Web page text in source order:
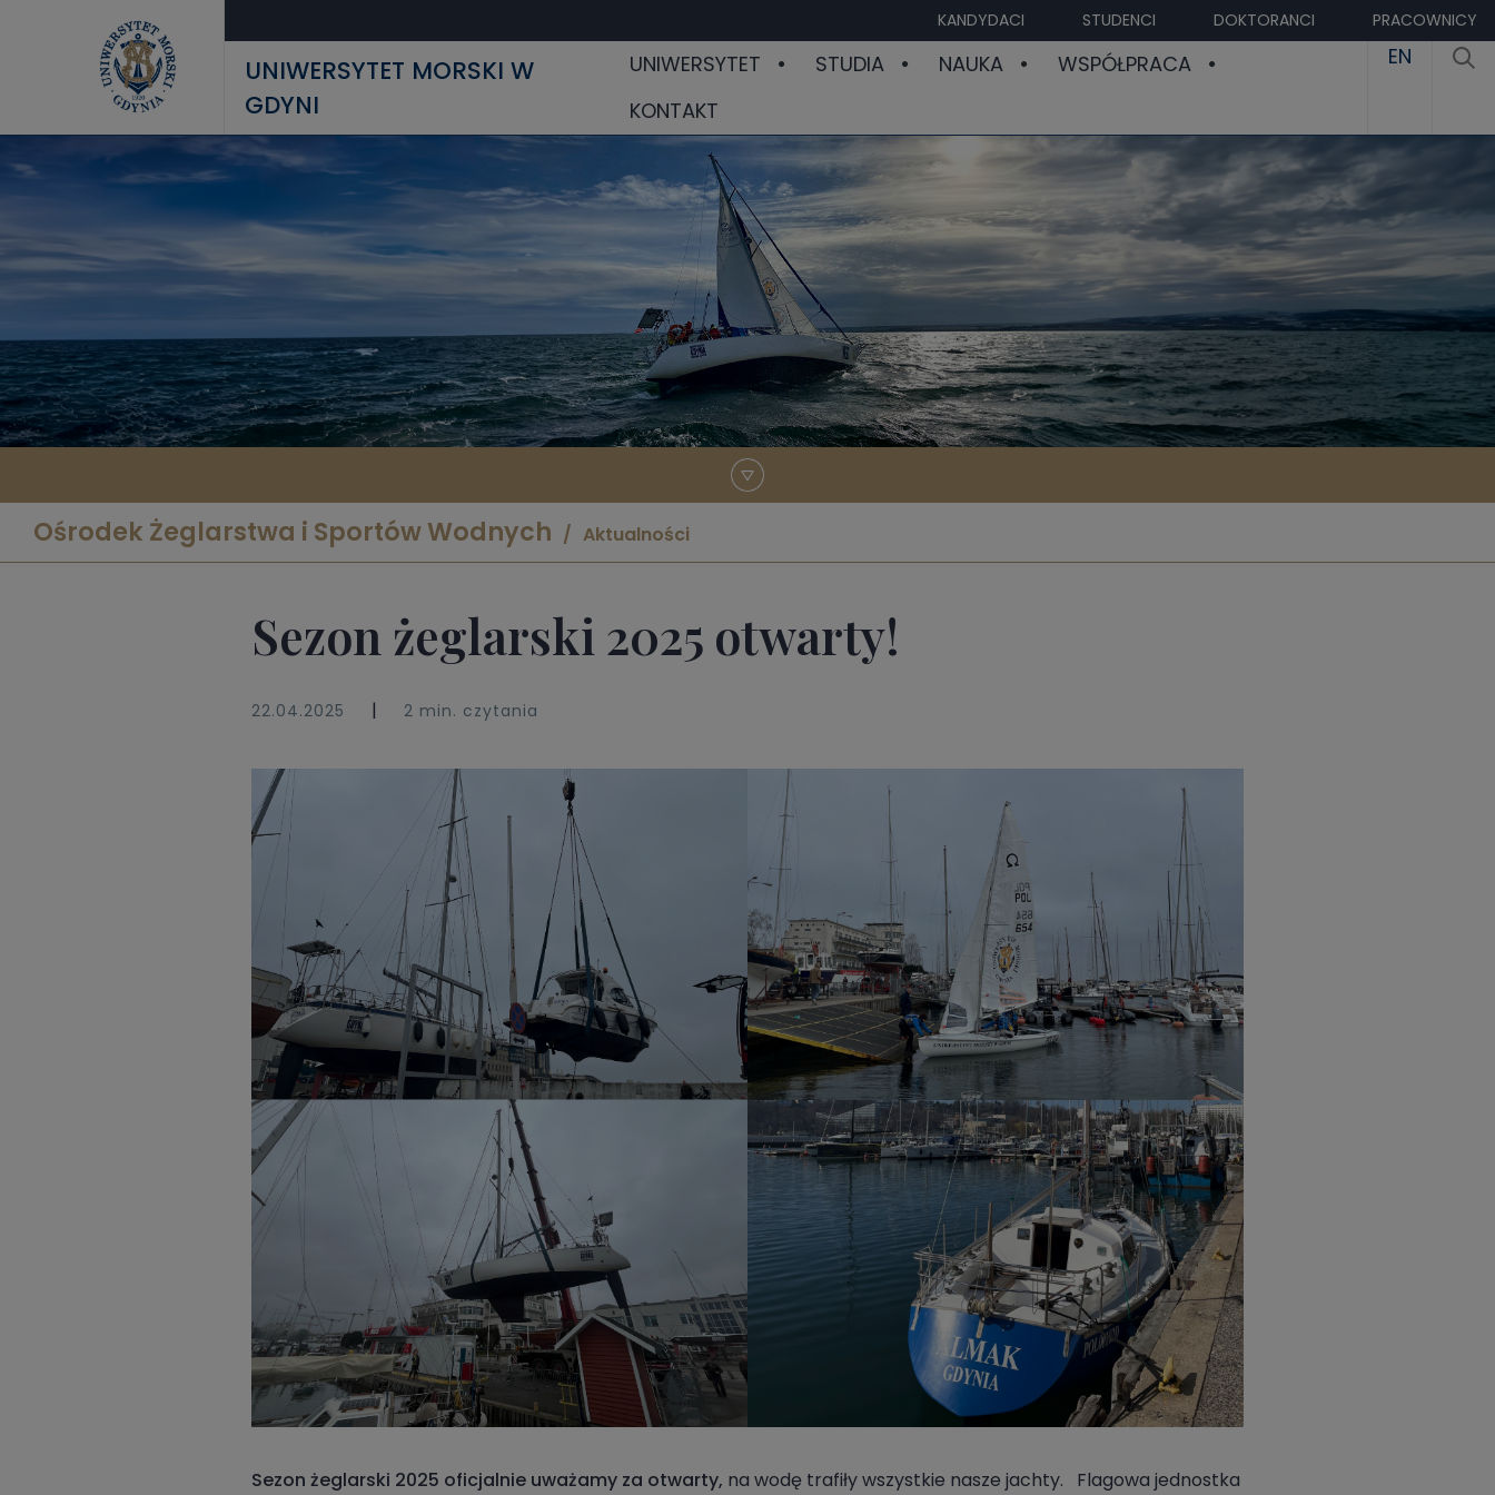
KANDYDACI STUDENCI DOKTORANCI PRACOWNICY
UNIWERSYTET MORSKI W
GDYNI
UNIWERSYTET STUDIA NAUKA
WSPÓŁPRACA
KONTAKT
EN
Ośrodek Żeglarstwa i Sportów Wodnych Aktualności
Sezon żeglarski 2025 otwarty!
22.04.2025 | 2 min. czytania
Sezon żeglarski 2025 oficjalnie uważamy za otwarty, na wodę trafiły wszystkie nasze jachty. Flagowa jednostka